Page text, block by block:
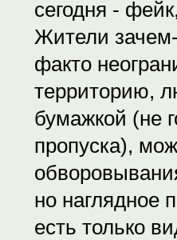
сегодня -
Жители
факто
территорию,
бумажкой (не
пропуска),
но наглядное
есть только